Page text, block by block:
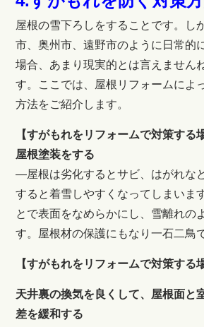
屋根の雪下ろしをすることです。し
市、奥州市、遠野市のように日常的
場合、あまり現実的とは言えません
す。ここでは、屋根リフォームによ
方法をご紹介します。
【すがもれを リフォームで対策する
屋根塗装をする
―屋根は劣化するとサビ、はがれな
すると着雪しやすくなってしまいま
とで表面をなめらかにし、雪離れの
す。屋根材の保護にもなり一石二鳥
【すがもれをリフォームで対策する
天井裏の換気を良くして、屋根面と
差を緩和する